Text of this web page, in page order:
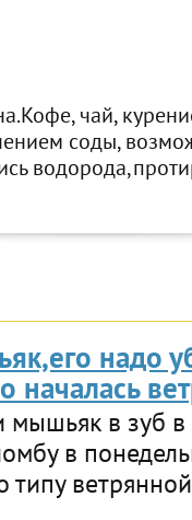
чай,
соды,
надо
мышьяк в зуб
в